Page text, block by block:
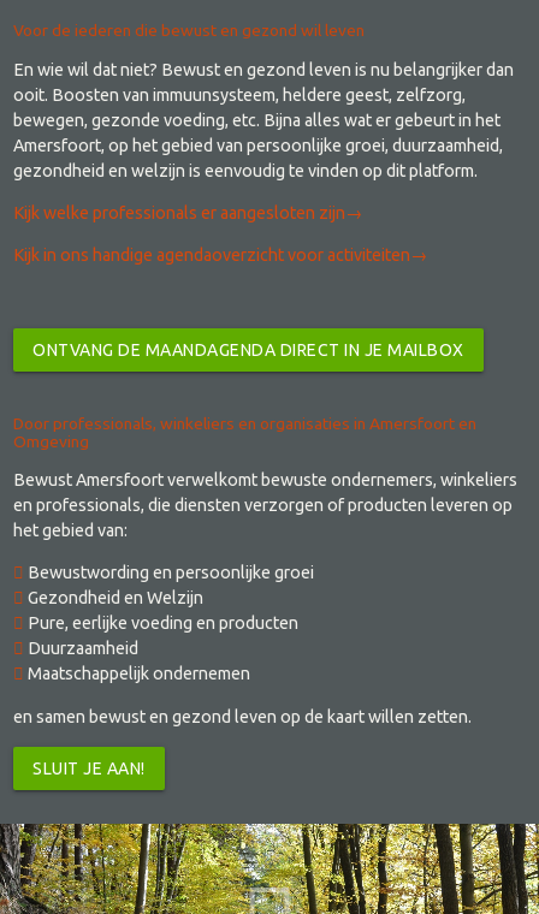
Voor de iederen die bewust en gezond wil leven
En wie wil dat niet? Bewust en gezond leven is nu belangrijker dan
ooit. Boosten van immuunsysteem, heldere geest, zelfzorg,
bewegen, gezonde voeding, etc. Bijna alles wat er gebeurt in het
Amersfoort, op het gebied van persoonlijke groei, duurzaamheid,
gezondheid en welzijn is eenvoudig te vinden op dit platform.
Kijk welke professionals er aangesloten zijn→
​Kijk in ons handige agendaoverzicht voor activiteiten→
ONTVANG DE MAANDAGENDA DIRECT IN JE MAILBOX
Door professionals, winkeliers en organisaties in Amersfoort en
Omgeving
Bewust Amersfoort verwelkomt bewuste ondernemers, winkeliers
en professionals, die diensten verzorgen of producten leveren op
het gebied van:
Bewustwording en persoonlijke groei
Gezondheid en Welzijn
Pure, eerlijke voeding en producten
Duurzaamheid
Maatschappelijk ondernemen
en samen bewust en gezond leven op de kaart willen zetten.
SLUIT JE AAN!